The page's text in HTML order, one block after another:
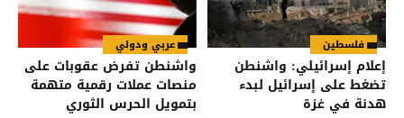
فلسطين
إعلام إسرائيلي: واشنطن
تضغط على إسرائيل لبدء
هدنة في غزة
عربي ودولي
واشنطن تفرض عقوبات على
منصات عملات رقمية متهمة
بتمويل الحرس الثوري